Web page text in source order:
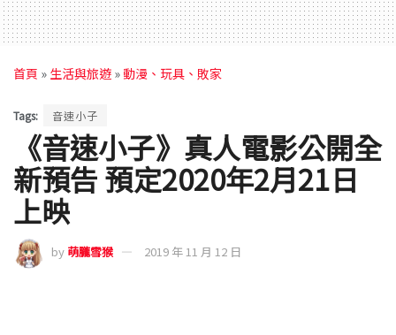
首頁 » 生活與旅遊 » 動漫、玩具、敗家
Tags: 音速小子
《音速小子》真人電影公開全
新預告 預定2020年2月21日
上映
by 萌朧雪猴 2019 年 11 月 12 日